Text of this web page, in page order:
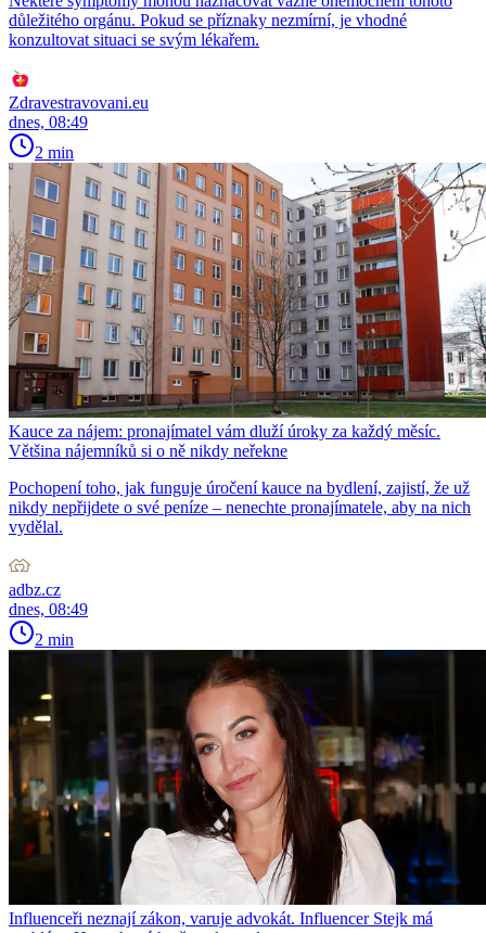
důležitého orgánu. Pokud se příznaky nezmírní, je vhodné
konzultovat situaci se svým lékařem.
Zdravestravovani.eu
dnes, 08:49
2 min
Kauce za nájem: pronajímatel vám dluží úroky za každý měsíc.
Většina nájemníků si o ně nikdy neřekne
Pochopení toho, jak funguje úročení kauce na bydlení, zajistí, že už
nikdy nepřijdete o své peníze – nenechte pronajímatele, aby na nich
vydělal.
adbz.cz
dnes, 08:49
2 min
Influenceři neznají zákon, varuje advokát. Influencer Stejk má